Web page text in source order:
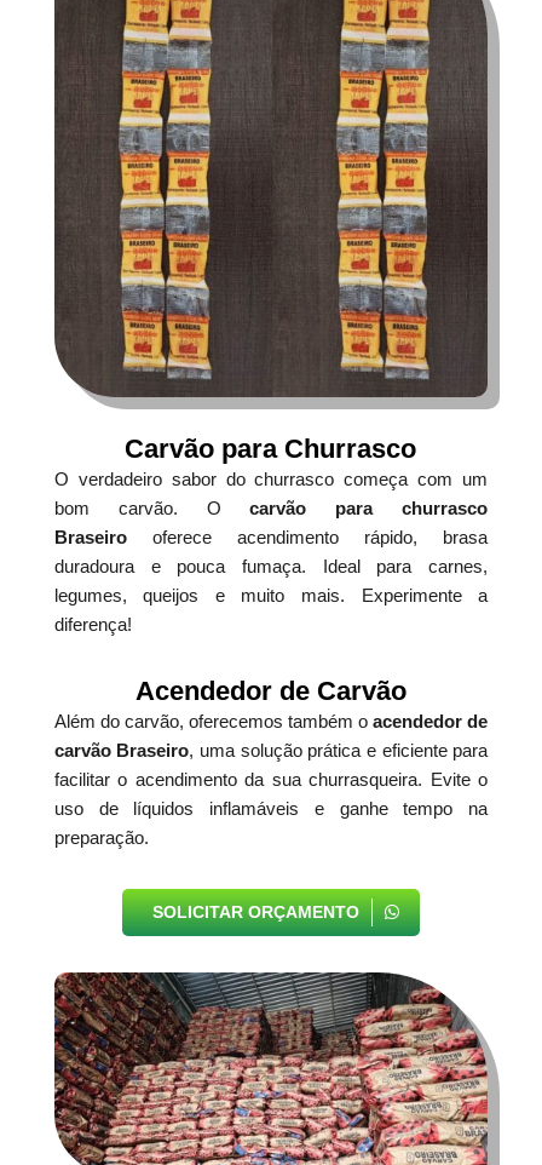
Carvão para Churrasco
O verdadeiro sabor do churrasco começa com um
bom carvão. Ocarvão para churrasco
Braseirooferece acendimento rápido, brasa
duradoura e pouca fumaça. Ideal para carnes,
legumes, queijos e muito mais. Experimente a
diferença!
Acendedor de Carvão
Além do carvão, oferecemos também oacendedor de
carvão Braseiro, uma solução prática e eficiente para
facilitar o acendimento da sua churrasqueira. Evite o
uso de líquidos inflamáveis e ganhe tempo na
preparação.
SOLICITAR ORÇAMENTO